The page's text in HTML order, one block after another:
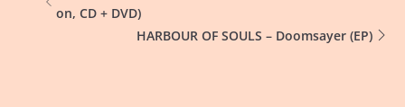
on, CD + DVD)
HARBOUR OF SOULS – Doomsayer (EP)